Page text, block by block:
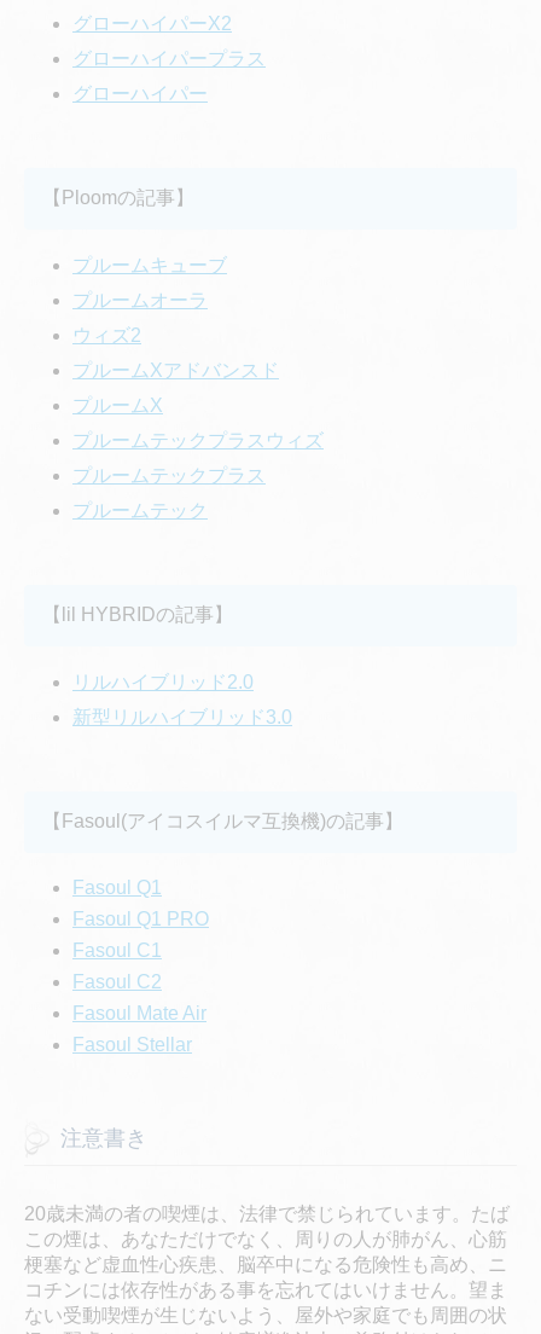
グローハイパーX2
グローハイパープラス
グローハイパー
【Ploomの記事】
プルームキューブ
プルームオーラ
ウィズ2
プルームXアドバンスド
プルームX
プルームテックプラスウィズ
プルームテックプラス
プルームテック
【lil HYBRIDの記事】
リルハイブリッド2.0
新型リルハイブリッド3.0
【Fasoul(アイコスイルマ互換機)の記事】
Fasoul Q1
Fasoul Q1 PRO
Fasoul C1
Fasoul C2
Fasoul Mate Air
Fasoul Stellar
注意書き
20歳未満の者の喫煙は、法律で禁じられています。たば
この煙は、あなただけでなく、周りの人が肺がん、心筋
梗塞など虚血性心疾患、脳卒中になる危険性も高め、ニ
コチンには依存性がある事を忘れてはいけません。望ま
ない受動喫煙が生じないよう、屋外や家庭でも周囲の状